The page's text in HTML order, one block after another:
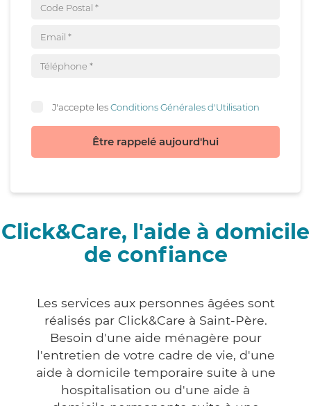
J'accepte lesConditions Générales d'Utilisation
Être rappelé aujourd'hui
Click&Care, l'aide à domicile
de confiance
Les services aux personnes âgées sont
réalisés par Click&Care à Saint-Père.
Besoin d'une aide ménagère pour
l'entretien de votre cadre de vie, d'une
aide à domicile temporaire suite à une
hospitalisation ou d'une aide à